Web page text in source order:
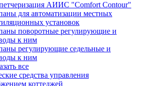
АИИС "Comfort Contour"
для автоматизации местных
установок
поворотные регулирующие и
к ним
регулирующие седельные и
к ним
все
средства управления
коттеджей